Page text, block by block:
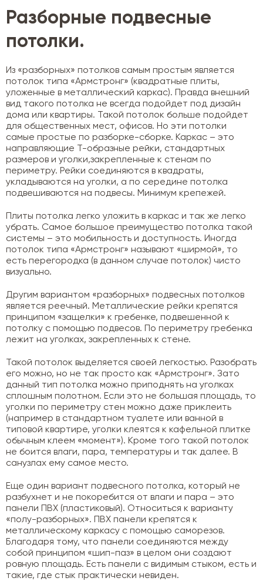
Разборные подвесные
потолки.
Из «разборных» потолков самым простым является
потолок типа «Армстронг» (квадратные плиты,
уложенные в металлический каркас). Правда внешний
вид такого потолка не всегда подойдет под дизайн
дома или квартиры. Такой потолок больше подойдет
для общественных мест, офисов. Но эти потолки
самые простые по разборке-сборке. Каркас – это
направляющие Т-образные рейки, стандартных
размеров и уголки,закрепленные к стенам по
периметру. Рейки соединяются в квадраты,
укладываются на уголки, а по середине потолка
подвешиваются на подвесы. Минимум крепежей.
Плиты потолка легко уложить в каркас и так же легко
убрать. Самое большое преимущество потолка такой
системы – это мобильность и доступность. Иногда
потолок типа «Армстронг» называют «ширмой», то
есть перегородка (в данном случае потолок) чисто
визуально.
Другим вариантом «разборных» подвесных потолков
является реечный. Металлические рейки крепятся
принципом «защелки» к гребенке, подвешенной к
потолку с помощью подвесов. По периметру гребенка
лежит на уголках, закрепленных к стене.
Такой потолок выделяется своей легкостью. Разобрать
его можно, но не так просто как «Армстронг». Зато
данный тип потолка можно приподнять на уголках
сплошным полотном. Если это не большая площадь, то
уголки по периметру стен можно даже приклеить
(например в стандартном туалете или ванной в
типовой квартире, уголки клеятся к кафельной плитке
обычным клеем «момент»). Кроме того такой потолок
не боится влаги, пара, температуры и так далее. В
санузлах ему самое место.
Еще один вариант подвесного потолка, который не
разбухнет и не покоребится от влаги и пара – это
панели ПВХ (пластиковый). Относиться к варианту
«полу-разборных». ПВХ панели крепятся к
металлическому каркасу с помощью саморезов.
Благодаря тому, что панели соединяются между
собой принципом «шип-паз» в целом они создают
ровную площадь. Есть панели с видимым стыком, есть и
такие, где стык практически невиден.